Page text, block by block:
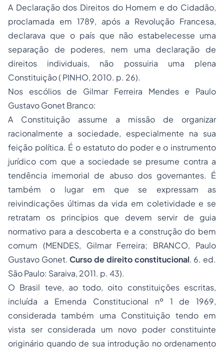
A Declaração dos Direitos do Homem e do Cidadão,
proclamada em 1789, após a Revolução Francesa,
declarava que o país que não estabelecesse uma
separação de poderes, nem uma declaração de
direitos individuais, não possuiria uma plena
Constituição ( PINHO, 2010. p. 26).
Nos escólios de Gilmar Ferreira Mendes e Paulo
Gustavo Gonet Branco:
A Constituição assume a missão de organizar
racionalmente a sociedade, especialmente na sua
feição política. É o estatuto do poder e o instrumento
jurídico com que a sociedade se presume contra a
tendência imemorial de abuso dos governantes. É
também o lugar em que se expressam as
reivindicações últimas da vida em coletividade e se
retratam os princípios que devem servir de guia
normativo para a descoberta e a construção do bem
comum (MENDES, Gilmar Ferreira; BRANCO, Paulo
Gustavo Gonet.Curso de direito constitucional. 6. ed.
São Paulo: Saraiva, 2011. p. 43).
O Brasil teve, ao todo, oito constituições escritas,
incluída a Emenda Constitucional nº 1 de 1969,
considerada também uma Constituição tendo em
vista ser considerada um novo poder constituinte
originário quando de sua introdução no ordenamento